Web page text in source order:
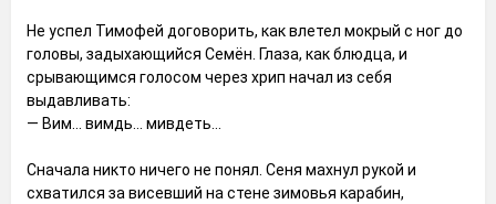
Не успел Тимофей договорить, как влетел мокрый с ног до
головы, задыхающийся Семён. Глаза, как блюдца, и
срывающимся голосом через хрип начал из себя
выдавливать:
— Вим... вимдь... мивдеть...
Сначала никто ничего не понял. Сеня махнул рукой и
схватился за висевший на стене зимовья карабин,